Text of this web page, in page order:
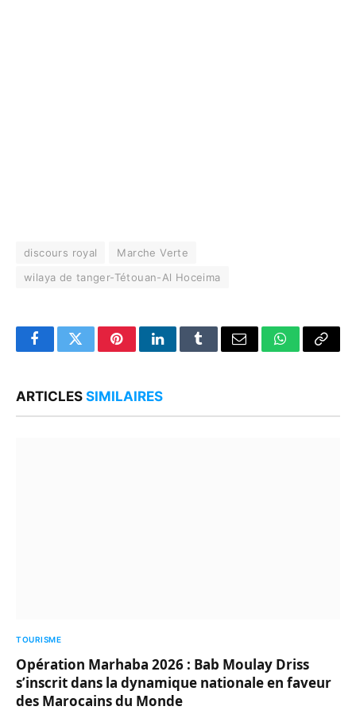
discours royal
Marche Verte
wilaya de tanger-Tétouan-Al Hoceima
FacebookTwitterPinterestLinkedInTumblrEmail WhatsApp
Copy
ARTICLES SIMILAIRES
TOURISME
Opération Marhaba 2026 : Bab Moulay Driss
s’inscrit dans la dynamique nationale en faveur
des Marocains du Monde